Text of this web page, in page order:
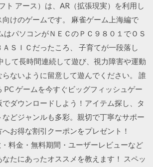
ト アース）は、AR（拡張現実）を利用し
けのゲームです。 麻雀ゲーム上海編で
はパソコンがＮＥＣのＰＣ９８０１でＯＳ
ＳＩＣだったころ、 子育てが一段落し
して長時間連続して遊び、視力障害や運動
ないように留意して遊んでください。 誰
PC ゲームを今すぐビッグフィッシュゲー
でダウンロードしよう！アイテム探し、タ
どジャンルも多彩。親切で丁寧なサポー
へお得な割引クーポンをプレゼント！
料金・無料期間・ユーザーレビューなど
たにあったオススメを教えます！ スペッ